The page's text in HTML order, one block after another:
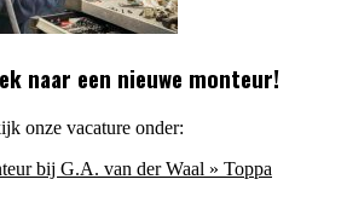
naar een nieuwe monteur!
onze vacature onder:
bij G.A. van der Waal » Toppa